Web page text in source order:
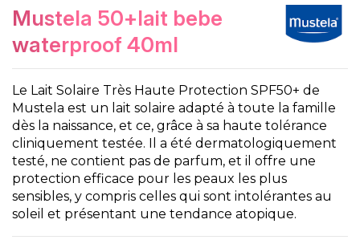
mustela 50+lait bebe
waterproof 40ml
Le Lait Solaire Très Haute Protection SPF50+ de
Mustela est un lait solaire adapté à toute la famille
dès la naissance, et ce, grâce à sa haute tolérance
cliniquement testée. Il a été dermatologiquement
testé, ne contient pas de parfum, et il offre une
protection efficace pour les peaux les plus
sensibles, y compris celles qui sont intolérantes au
soleil et présentant une tendance atopique.